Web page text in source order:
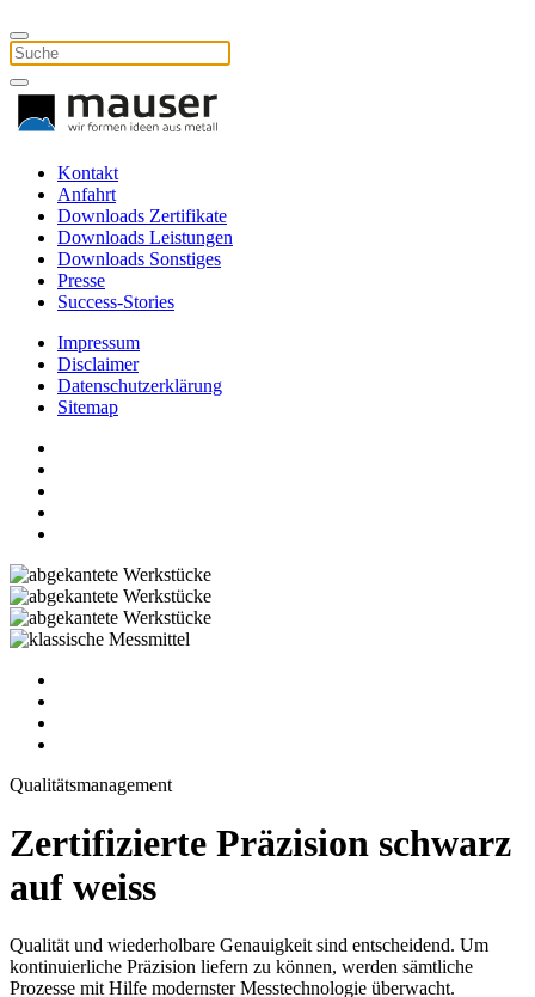
Kontakt
Anfahrt
Downloads Zertifikate
Downloads Leistungen
Downloads Sonstiges
Presse
Success-Stories
Impressum
Disclaimer
Datenschutzerklärung
Sitemap
Qualitätsmanagement
Zertifizierte Präzision schwarz
auf weiss
Qualität und wiederholbare Genauigkeit sind entscheidend. Um
kontinuierliche Präzision liefern zu können, werden sämtliche
Prozesse mit Hilfe modernster Messtechnologie überwacht.